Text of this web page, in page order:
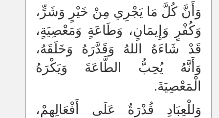
وَأَنَّ كُلَّ مَا يَجْرِي مِنْ خَيْرٍ وَشَرٍّ،
وَكُفْرٍ وَإِيمَانٍ، وَطَاعَةٍ وَمَعْصِيَةٍ،
قَدْ شَاءَهُ اللهُ وَقَدَّرَهُ وَخَلَقَهُ،
وَأَنَّهُ يُحِبُّ الطَّاعَةَ وَيَكْرَهُ
الْمَعْصِيَةَ‏.‏
وَللْعِبَادِ قُدْرَةٌ عَلَى أَفْعَالِهِمْ،